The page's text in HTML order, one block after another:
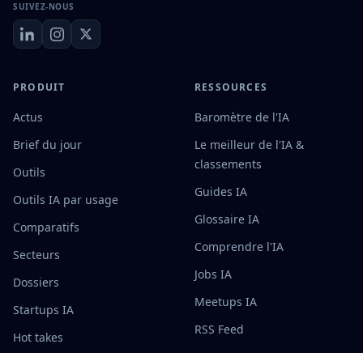
SUIVEZ-NOUS
PRODUIT
Actus
Brief du jour
Outils
Outils IA par usage
Comparatifs
Secteurs
Dossiers
Startups IA
Hot takes
RESSOURCES
Baromètre de l'IA
Le meilleur de l'IA &
classements
Guides IA
Glossaire IA
Comprendre l'IA
Jobs IA
Meetups IA
RSS Feed